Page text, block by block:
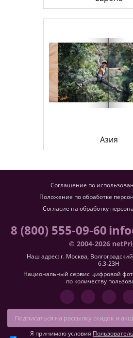
Азия
Соглашение по
Положение по обработке
Согласие на обработку
8 (800) 555-09-60
© 2004-2026
Наш адрес: г. Москва,
6.3-23H
Национальный сервис цифровой
по количеству
Я принимаю условия